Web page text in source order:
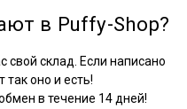
в Puffy-Shop?
свой склад. Если написано
так оно и есть!
в течение 14 дней!